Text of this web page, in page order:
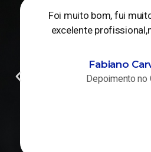
Foi muito bom, fui
excelente
Fabiano
Depoimento no